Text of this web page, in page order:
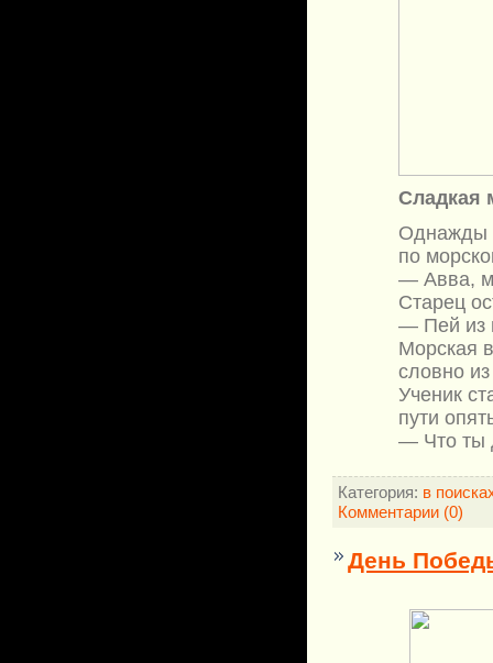
Сладкая
Однажды
по
— Авва,
Старец
— Пей из
Морская
словно
Ученик
пути
— Что ты
Категория: в
Комментарии (0)
День